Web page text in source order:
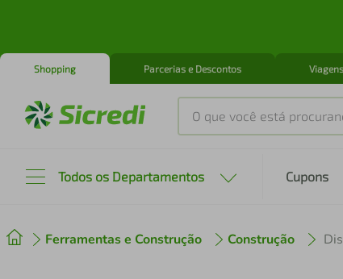
Shopping Parcerias e Descontos Viagens
O que você está procurando?
Todos os Departamentos Cupons
Ferramentas e Construção Construção
2º cafeteira